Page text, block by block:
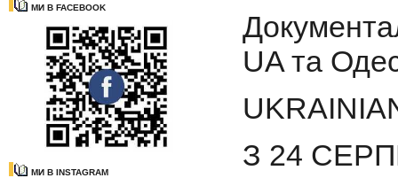
МИ В FACEBOOK
МИ В INSTAGRAM
UA та
З 24